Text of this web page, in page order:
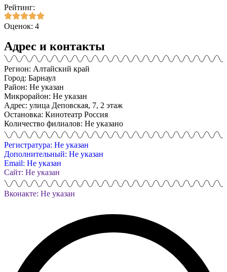
Рейтинг:
Оценок: 4
Адрес и контакты
Регион: Алтайский край
Город: Барнаул
Район: Не указан
Микрорайон: Не указан
Адрес: улица Деповская, 7, 2 этаж
Остановка: Кинотеатр Россия
Количество филиалов: Не указано
Регистратура: Не указан
Дополнительный: Не указан
Email: Не указан
Сайт: Не указан
Вконакте: Не указан